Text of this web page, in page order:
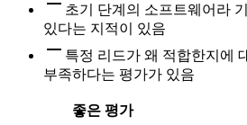
초기 단계의 소프트웨어라
있다는 지적이 있음
특정 리드가 왜 적합한지에
부족하다는 평가가 있음
좋은 평가